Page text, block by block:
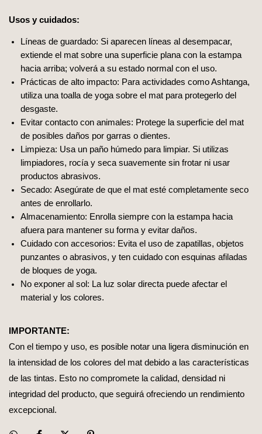
Usos y cuidados:
Líneas de guardado: Si aparecen líneas al desempacar,
extiende el mat sobre una superficie plana con la estampa
hacia arriba; volverá a su estado normal con el uso.
Prácticas de alto impacto: Para actividades como Ashtanga,
utiliza una toalla de yoga sobre el mat para protegerlo del
desgaste.
Evitar contacto con animales: Protege la superficie del mat
de posibles daños por garras o dientes.
Limpieza: Usa un paño húmedo para limpiar. Si utilizas
limpiadores, rocía y seca suavemente sin frotar ni usar
productos abrasivos.
Secado: Asegúrate de que el mat esté completamente seco
antes de enrollarlo.
Almacenamiento: Enrolla siempre con la estampa hacia
afuera para mantener su forma y evitar daños.
Cuidado con accesorios: Evita el uso de zapatillas, objetos
punzantes o abrasivos, y ten cuidado con esquinas afiladas
de bloques de yoga.
No exponer al sol: La luz solar directa puede afectar el
material y los colores.
IMPORTANTE:
Con el tiempo y uso, es posible notar una ligera disminución en
la intensidad de los colores del mat debido a las características
de las tintas. Esto no compromete la calidad, densidad ni
integridad del producto, que seguirá ofreciendo un rendimiento
excepcional.